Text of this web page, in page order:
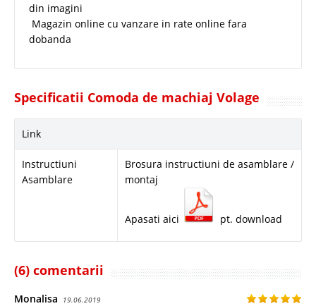
din imagini
Magazin online cu vanzare in rate online fara
dobanda
Specificatii Comoda de machiaj Volage
Link
Instructiuni
Asamblare
Brosura instructiuni de asamblare /
montaj
Apasati aici pt. download
(6) comentarii
Monalisa 19.06.2019